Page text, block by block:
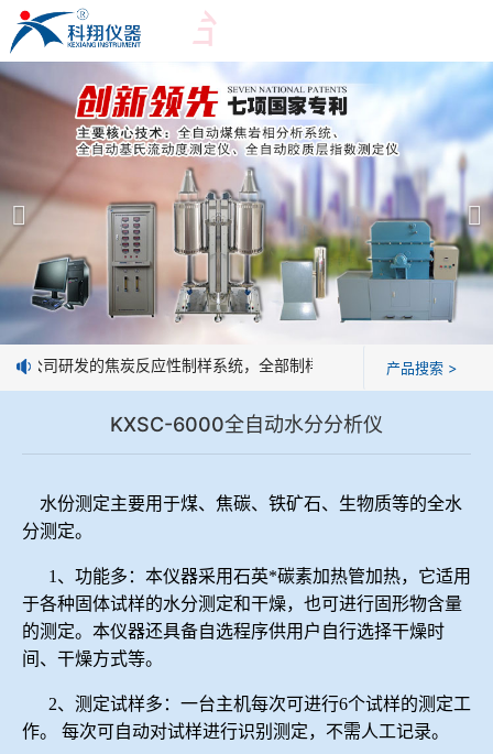
爱游戏平台
爱游戏平台
产品展示 ＞
爱游戏平台-爱游戏（中国）一站式服务平台
焦化行业检测及优化配煤设备
球团矿/烧结矿/块矿高温冶金性能检测系统
烧结/球团优化配矿研究设备
高炉配吹煤检测设备
冶金渣、保护渣等高温物性检测设备
冶金石灰活性度测定仪
矿石、焦炭物理检测及制样设备
工业分析、测硫仪等
公司简介
爱游戏平台
企业业绩
技术交流
企业荣誉
爱游戏平台-爱游戏（中国）一站式服务平台
我公司研发的焦炭反应性制样系统，全部制样过程机械化操作，没有
产品搜索 >
KXSC-6000全自动水分分析仪
水份测定主要用于煤、焦碳、铁矿石、生物质等的全水
分测定。
1、功能多：本仪器采用石英*碳素加热管加热，它适用
于各种固体试样的水分测定和干燥，也可进行固形物含量
的测定。本仪器还具备自选程序供用户自行选择干燥时
间、干燥方式等。
2、测定试样多：一台主机每次可进行6个试样的测定工
作。 每次可自动对试样进行识别测定，不需人工记录。